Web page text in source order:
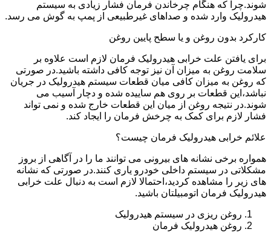
شوند.چرا که هنگام چرخاندن فرمان فشار زیادی به سیستم
هیدرولیک وارد شده و صداهای غیرطبیعی از پمپ به گوش می رسد.
کارکرد بدون روغن و یا سطح پایین روغن
برای یافتن علت خرابی هیدرولیک فرمان لازم است علاوه بر
سلامت روغن به میزان آن نیز توجه کافی داشته باشید.در صورتی
که روغن به میزان کافی میان قطعات سیستم هیدرولیک در جریان
نباشد،این قطعات بر روی هم ساییده شده و دچار آسیب می
شوند.در نتیجه روغن از میان این قطعات خارج شده و نمی تواند
فشار لازم برای کمک به چرخش فرمان را ایجاد کند.
علائم خرابی هیدرولیک فرمان چیست؟
همواره برخی نشانه های بیرونی می توانند ما را در آگاهی از بروز
مشکلاتی در سیستم داخلی خودرو یاری کنند.در صورتی که نشانه
های زیر را مشاهده کردید،احتمالا لازم است به دنبال علت خرابی
هیدرولیک فرمان اتومبیلتان باشید.
روغن ریزی در سیستم هیدرولیک
روغن هیدرولیک فرمان